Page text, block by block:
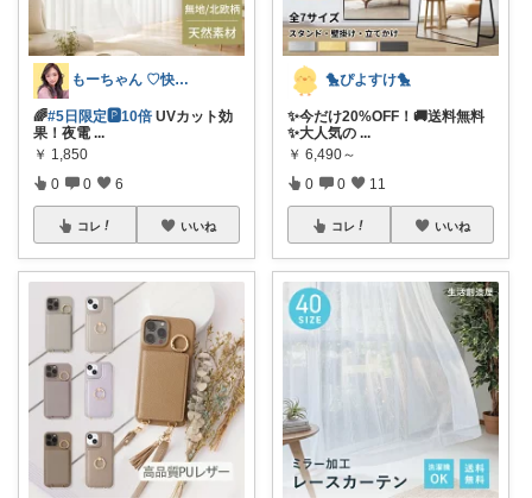
もーちゃん ♡快適生活~旅行大好き🌈✨
🌈#5日限定🅿10倍 UVカット効
果！夜電 ...
￥ 1,850
0 0 6
コレ いいね
🐤ぴよすけ🐤
✨今だけ20%OFF！🚚送料無料
✨大人気の ...
￥ 6,490～
0 0 11
コレ いいね